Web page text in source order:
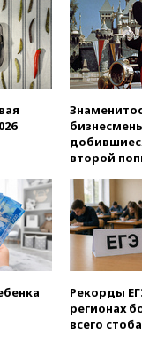
второй
Рекорды
регионах
всего